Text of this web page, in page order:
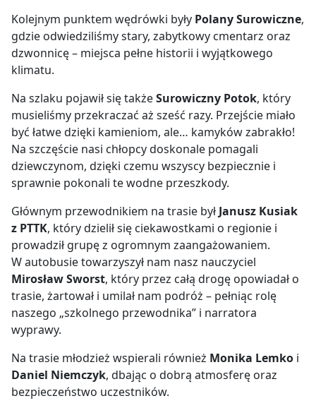
Kolejnym punktem wędrówki były Polany Surowiczne,
gdzie odwiedziliśmy stary, zabytkowy cmentarz oraz
dzwonnicę – miejsca pełne historii i wyjątkowego
klimatu.
Na szlaku pojawił się takżeSurowiczny Potok, który
musieliśmy przekraczać aż sześć razy. Przejście miało
być łatwe dzięki kamieniom, ale… kamyków zabrakło!
Na szczęście nasi chłopcy doskonale pomagali
dziewczynom, dzięki czemu wszyscy bezpiecznie i
sprawnie pokonali te wodne przeszkody.
Głównym przewodnikiem na trasie był Janusz Kusiak
z PTTK, który dzielił się ciekawostkami o regionie i
prowadził grupę z ogromnym zaangażowaniem.
W autobusie towarzyszył nam nasz nauczyciel
Mirosław Sworst, który przez całą drogę opowiadał o
trasie, żartował i umilał nam podróż – pełniąc rolę
naszego „szkolnego przewodnika” i narratora
wyprawy.
Na trasie młodzież wspierali również Monika Lemko i
Daniel Niemczyk, dbając o dobrą atmosferę oraz
bezpieczeństwo uczestników.